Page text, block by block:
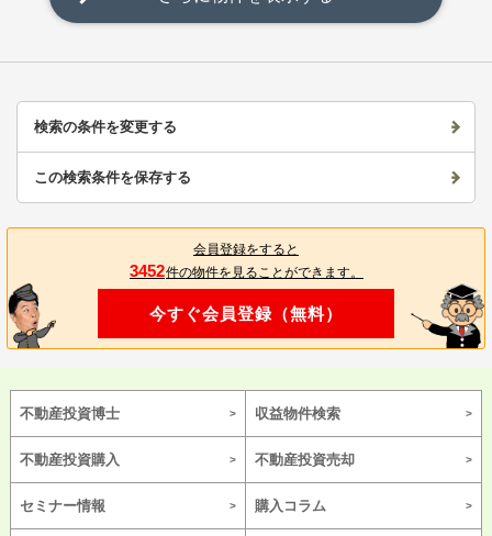
検索の条件を変更する
この検索条件を保存する
会員登録をすると
3452件の物件を見ることができます。
今すぐ会員登録（無料）
不動産投資博士 収益物件検索
不動産投資購入 不動産投資売却
セミナー情報 購入コラム